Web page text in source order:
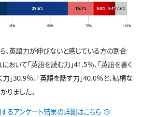
、英語力が伸びないと感じている方の割合
おいて「英語を読む力」41.5％、「英語を書く
力」30.9％、「英語を話す力」40.0％と、結構な
りました。
るアンケート結果の詳細はこちら